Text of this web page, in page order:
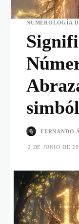
NUMEROLOGÍA
FERNANDO
2 DE JUNIO DE